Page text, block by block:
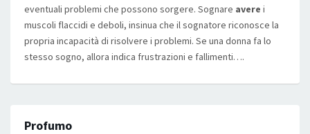
eventuali problemi che possono sorgere. Sognare avere i
muscoli flaccidi e deboli, insinua che il sognatore riconosce la
propria incapacità di risolvere i problemi. Se una donna fa lo
stesso sogno, allora indica frustrazioni e fallimenti….
Profumo